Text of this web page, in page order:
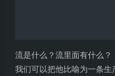
流是什么？流里面有什么？
我们可以把他比喻为一条